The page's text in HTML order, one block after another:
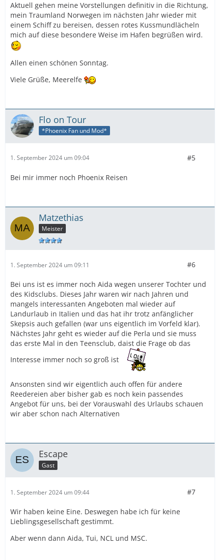
Aktuell gehen meine Vorstellungen definitiv in die Richtung,
mein Traumland Norwegen im nächsten Jahr wieder mit
einem Schiff zu bereisen, dessen rotes Kussmundlächeln
mich auf diese besondere Weise im Hafen begrüßen wird.
Allen einen schönen Sonntag.
Viele Grüße, Meerelfe
Flo on Tour
*Phoenix Fan und Mod*
1. September 2024 um 09:04 #5
Bei mir immer noch Phoenix Reisen
Matzethias
Meister
1. September 2024 um 09:11 #6
Bei uns ist es immer noch Aida wegen unserer Tochter und
des Kidsclubs. Dieses Jahr waren wir nach Jahren und
mangels interessanten Angeboten mal wieder auf
Landurlaub in Italien und das hat ihr trotz anfänglicher
Skepsis auch gefallen (war uns eigentlich im Vorfeld klar).
Nächstes Jahr geht es wieder auf die Perla und sie muss
das erste Mal in den Teensclub, daist die Frage ob das
Interesse immer noch so groß ist
Ansonsten sind wir eigentlich auch offen für andere
Reedereien aber bisher gab es noch kein passendes
Angebot für uns, bei der Vorauswahl des Urlaubs schauen
wir aber schon nach Alternativen
Escape
Gast
1. September 2024 um 09:44 #7
Wir haben keine Eine. Deswegen habe ich für keine
Lieblingsgesellschaft gestimmt.
Aber wenn dann Aida, Tui, NCL und MSC.